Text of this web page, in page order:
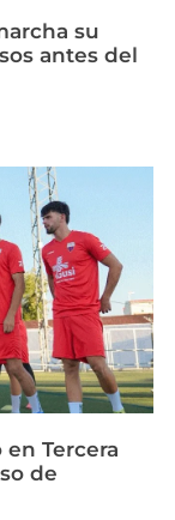
su
antes del
en Tercera
de